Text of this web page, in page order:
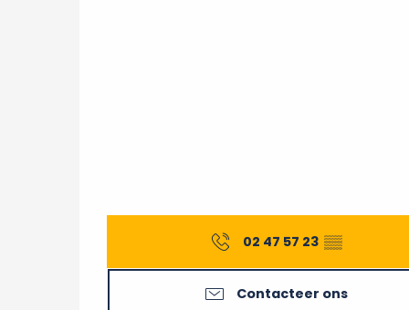
02 47 57 23 ▒▒
Contacteer ons